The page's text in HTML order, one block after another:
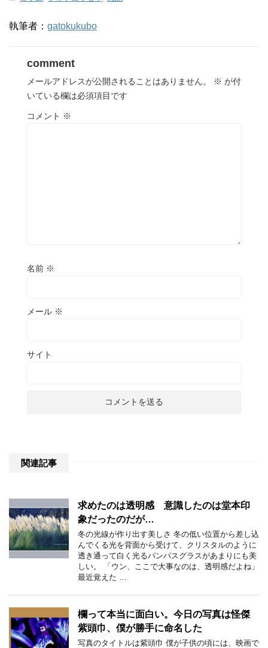
執筆者： gatokukubo
comment
メールアドレスが公開されることはありません。 ※ が付
いている欄は必須項目です
コメント ※
名前 ※
メール ※
サイト
関連記事
求めたのは透明感 意識したのは堂本印
象だったのだが…
冬の光線が作り出す美しさ 冬の低い位置から差し込
んでくる光を背面から受けて、クリスタルのように
透き通って白く光るパンパスグラスがあまりにも美
しい。 「ウン、ここで大事なのは、透明感だよね」
最近覚えた …
欄って本当に面白い。今日の写真は怪傑
紫頭巾、僕が勝手に命名した
写真のタイトルは紫頭巾 僕が子供の頃には、映画で